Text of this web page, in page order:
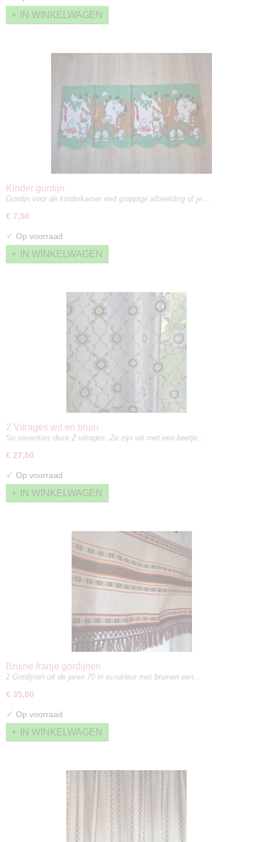
IN WINKELWAGEN
Kinder gordijn
Gordijn voor de kinderkamer met grappige afbeelding of je…
€ 7,50
✓ Op voorraad
IN WINKELWAGEN
2 Vitrages wit en bruin
So seventies deze 2 vitrages. Ze zijn wit met een beetje…
€ 27,50
✓ Op voorraad
IN WINKELWAGEN
Bruine franje gordijnen
2 Gordijnen uit de jaren 70 in ecrukleur met bruinen een…
€ 35,00
✓ Op voorraad
IN WINKELWAGEN